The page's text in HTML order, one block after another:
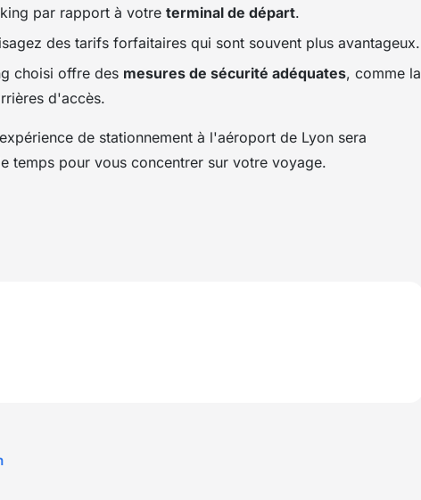
par rapport à votre terminal de départ.
des tarifs forfaitaires qui sont souvent plus avantageux.
choisi offre des mesures de sécurité adéquates, comme la
d'accès.
de stationnement à l'aéroport de Lyon sera
temps pour vous concentrer sur votre voyage.